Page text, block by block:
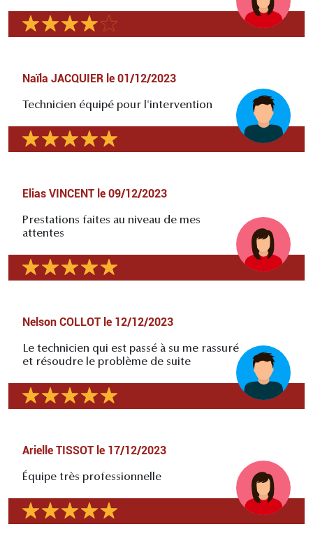
Naïla JACQUIER le 01/12/2023
Technicien équipé pour l'intervention
Elias VINCENT le 09/12/2023
Prestations faites au niveau de mes
attentes
Nelson COLLOT le 12/12/2023
Le technicien qui est passé à su me rassuré
et résoudre le problème de suite
Arielle TISSOT le 17/12/2023
Équipe très professionnelle